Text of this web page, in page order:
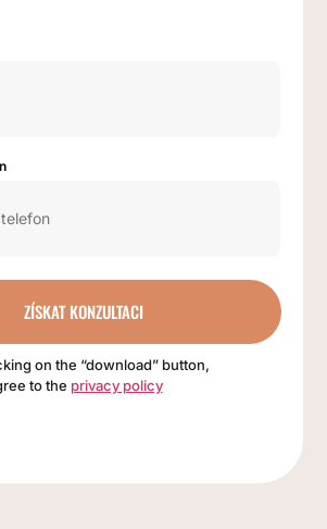
ZÍSKAT KONZULTACI
on the “download” button,
to the privacy policy